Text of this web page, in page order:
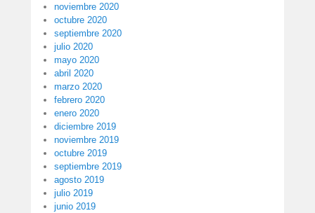
noviembre 2020
octubre 2020
septiembre 2020
julio 2020
mayo 2020
abril 2020
marzo 2020
febrero 2020
enero 2020
diciembre 2019
noviembre 2019
octubre 2019
septiembre 2019
agosto 2019
julio 2019
junio 2019